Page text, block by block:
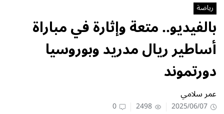
رياضة
بالفيديو.. متعة وإثارة في مباراة
أساطير ريال مدريد وبوروسيا
دورتموند
عمر سلامي
2025/06/07
2498
0